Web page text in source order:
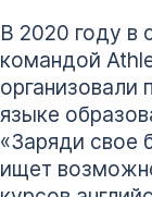
В 2020 году в
командой
организовали
языке
«Заряди свое
ищет